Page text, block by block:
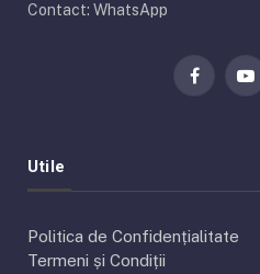
Contact: WhatsApp
Utile
Politica de Confidențialitate
Termeni și Condiții